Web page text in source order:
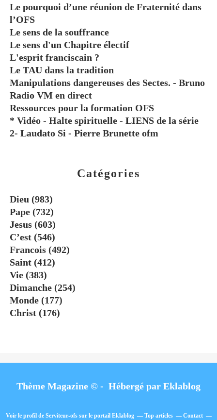
Catégories
Dieu (983)
Pape (732)
Jesus (603)
C’est (546)
Francois (492)
Saint (412)
Vie (383)
Dimanche (254)
Monde (177)
Christ (176)
Le pourquoi d’une réunion de Fraternité dans
l’OFS
Le sens de la souffrance
Le sens d'un Chapitre électif
L'esprit franciscain ?
Le TAU dans la tradition
Manipulations dangereuses des Sectes. - Bruno
Radio VM en direct
Ressources pour la formation OFS
* Vidéo - Halte spirituelle - LIENS de la série
2- Laudato Si - Pierre Brunette ofm
Thème Magazine © - Hébergé par Eklablog
Voir le profil de Serviteur-ofssur le portail Eklablog Top articles Contact